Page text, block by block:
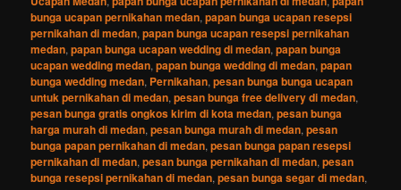
bunga ucapan pernikahan medan,papan bunga ucapan resepsi
pernikahan di medan,papan bunga ucapan resepsi pernikahan
medan,papan bunga ucapan wedding di medan,papan bunga
ucapan wedding medan,papan bunga wedding di medan,papan
bunga wedding medan, Pernikahan,pesan bunga bunga ucapan
untuk pernikahan di medan,pesan bunga free delivery di medan,
pesan bunga gratis ongkos kirim di kota medan,pesan bunga
harga murah di medan,pesan bunga murah di medan,pesan
bunga papan pernikahan di medan,pesan bunga papan resepsi
pernikahan di medan,pesan bunga pernikahan di medan,pesan
bunga resepsi pernikahan di medan,pesan bunga segar di medan,